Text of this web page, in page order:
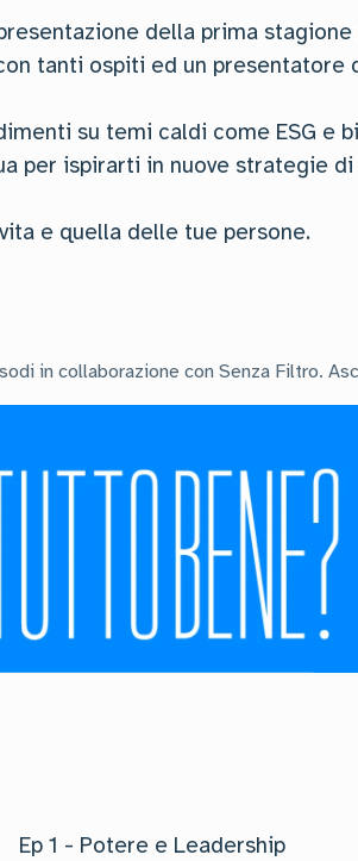
della prima
tanti ospiti ed un presentatore
su temi caldi come ESG e
per ispirarti in nuove strategie
e quella delle tue persone.
in collaborazione con Senza Filtro.
Ep 1 - Potere e Leadership